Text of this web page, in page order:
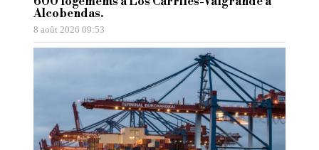
Alcobendas.
8 août 2026 09:53